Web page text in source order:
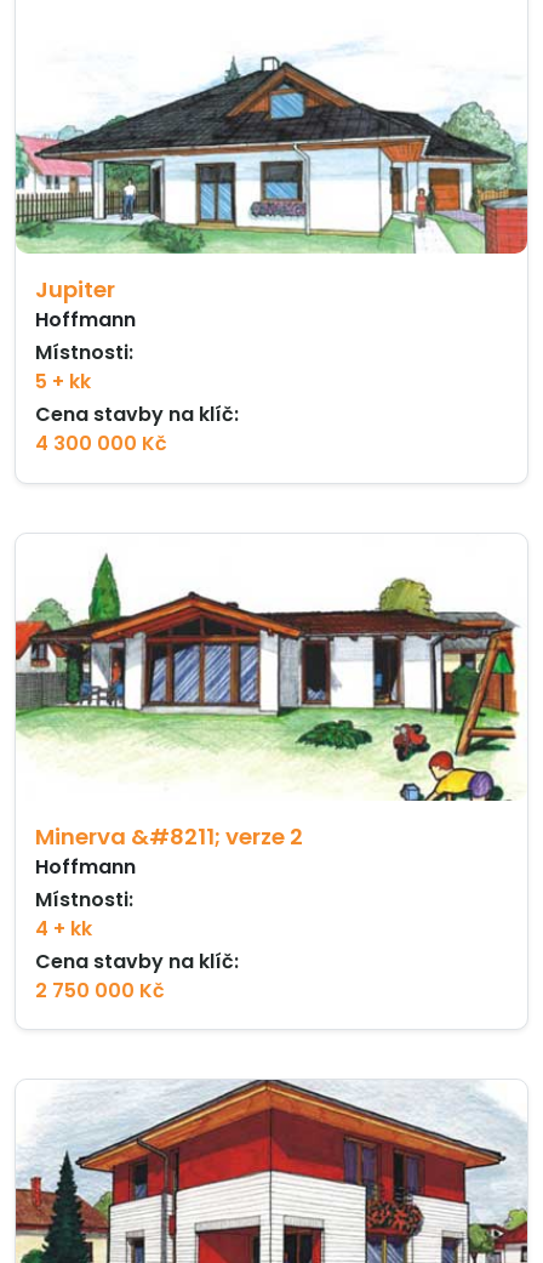
Jupiter
Hoffmann
Místnosti:
5 + kk
Cena stavby na klíč:
4 300 000 Kč
Minerva &#8211; verze 2
Hoffmann
Místnosti:
4 + kk
Cena stavby na klíč:
2 750 000 Kč